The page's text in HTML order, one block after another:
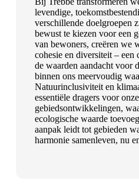
levendige,
verschillende doelgroepen
bewust te kiezen voor een
van bewoners, creëren we
cohesie en diversiteit –
de waarden aandacht voor
binnen ons meervoudig
Natuurinclusiviteit en
essentiële dragers voor onze
gebiedsontwikkelingen,
ecologische waarde
aanpak leidt tot gebieden
harmonie samenleven, nu